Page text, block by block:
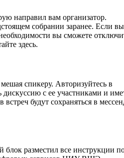
направил вам организатор.
собрании заранее. Если вы
вы сможете
здесь.
спикеру. Авторизуйтесь в
с ее участниками и
будут сохраняться в
блок разместил все инструкции